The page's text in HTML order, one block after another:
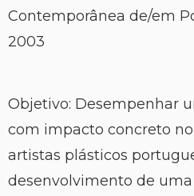
Contemporânea de/em
2003
Objetivo: Desempenhar
com impacto concreto
artistas plásticos
desenvolvimento de